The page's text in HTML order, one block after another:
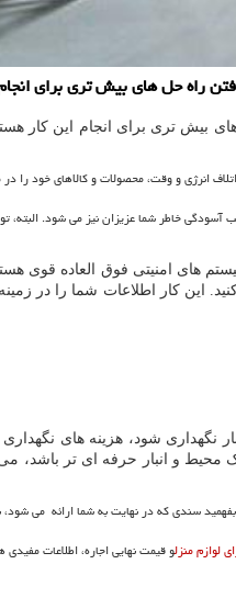
راه حل های بیش تری برای
بیش تری برای انجام این کار
و وقت، محصولات و کالاهای خود را در
خاطر شما عزیزان نیز می شود. البته،
های امنیتی فوق العاده قوی
این کار اطلاعات شما را در
نگهداری شود، هزینه های
محیط و انبار حرفه ای تر باشد،
بفهمید سندی که در نهایت به شما ارائه می
لوازم منزلو قیمت نهایی اجاره، اطلاعات